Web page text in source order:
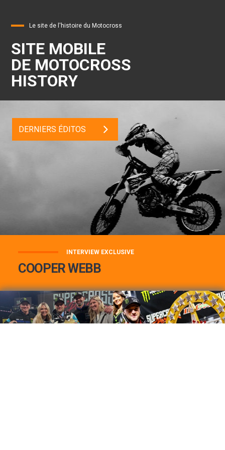
Le site de l'histoire du Motocross
SITE MOBILE
DE MOTOCROSS
HISTORY
DERNIERS ÉDITOS
INTERVIEW EXCLUSIVE
COOPER WEBB